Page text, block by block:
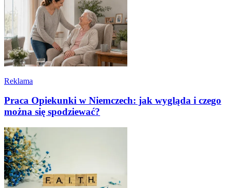
Reklama
Praca Opiekunki w Niemczech: jak wygląda i czego
można się spodziewać?